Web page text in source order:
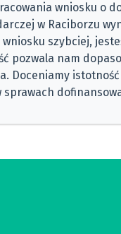
wniosku o
w Raciborzu
szybciej,
pozwala nam
Doceniamy istotność